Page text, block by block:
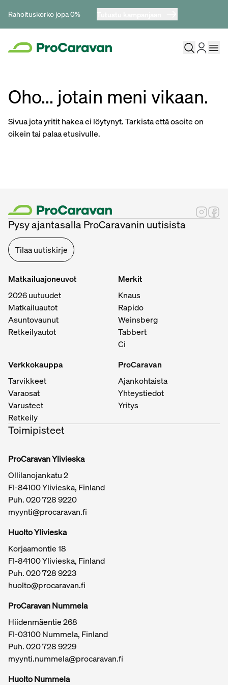
Rahoituskorko jopa 0%
Oho... jotain meni vikaan.
Sivua jota yritit hakea ei löytynyt. Tarkista että osoite on
oikein tai palaa etusivulle.
Tärkeitä linkkejä / sivukartta
Pysy ajantasalla ProCaravanin uutisista
Tilaa uutiskirje
Matkailuajoneuvot
2026 uutuudet
Matkailuautot
Asuntovaunut
Retkeilyautot
Merkit
Knaus
Rapido
Weinsberg
Tabbert
Ci
Verkkokauppa
Tarvikkeet
Varaosat
Varusteet
Retkeily
ProCaravan
Ajankohtaista
Yhteystiedot
Yritys
Toimipisteet
ProCaravan Ylivieska
Ollilanojankatu 2
FI-84100 Ylivieska, Finland
Puh.020 728 9220
myynti@procaravan.fi
Huolto Ylivieska
Korjaamontie 18
FI-84100 Ylivieska, Finland
Puh.020 728 9223
huolto@procaravan.fi
ProCaravan Nummela
Hiidenmäentie 268
FI-03100 Nummela, Finland
Puh.020 728 9229
myynti.nummela@procaravan.fi
Huolto Nummela